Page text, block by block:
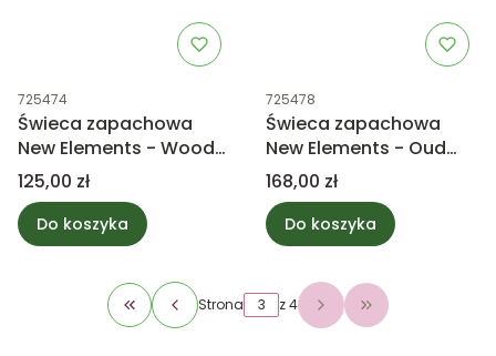
Kod produktu
725474
Świeca zapachowa
New Elements - Woody
Bouquet 240g - PTMD
Cena
125,00 zł
Do koszyka
Kod produktu
725478
Świeca zapachowa
New Elements - Oud
Minerale 380g - PTMD
Cena
168,00 zł
Do koszyka
Wróć do pierwszej strony z produktami
Strona z 4 Przejdź do